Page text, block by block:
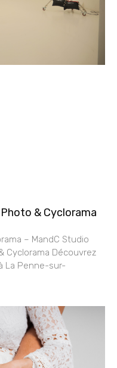
& Cyclorama
– MandC Studio
Cyclorama Découvrez
La Penne-sur-